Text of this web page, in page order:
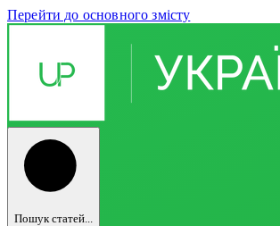
Перейти до основного змісту
Пошук статей...